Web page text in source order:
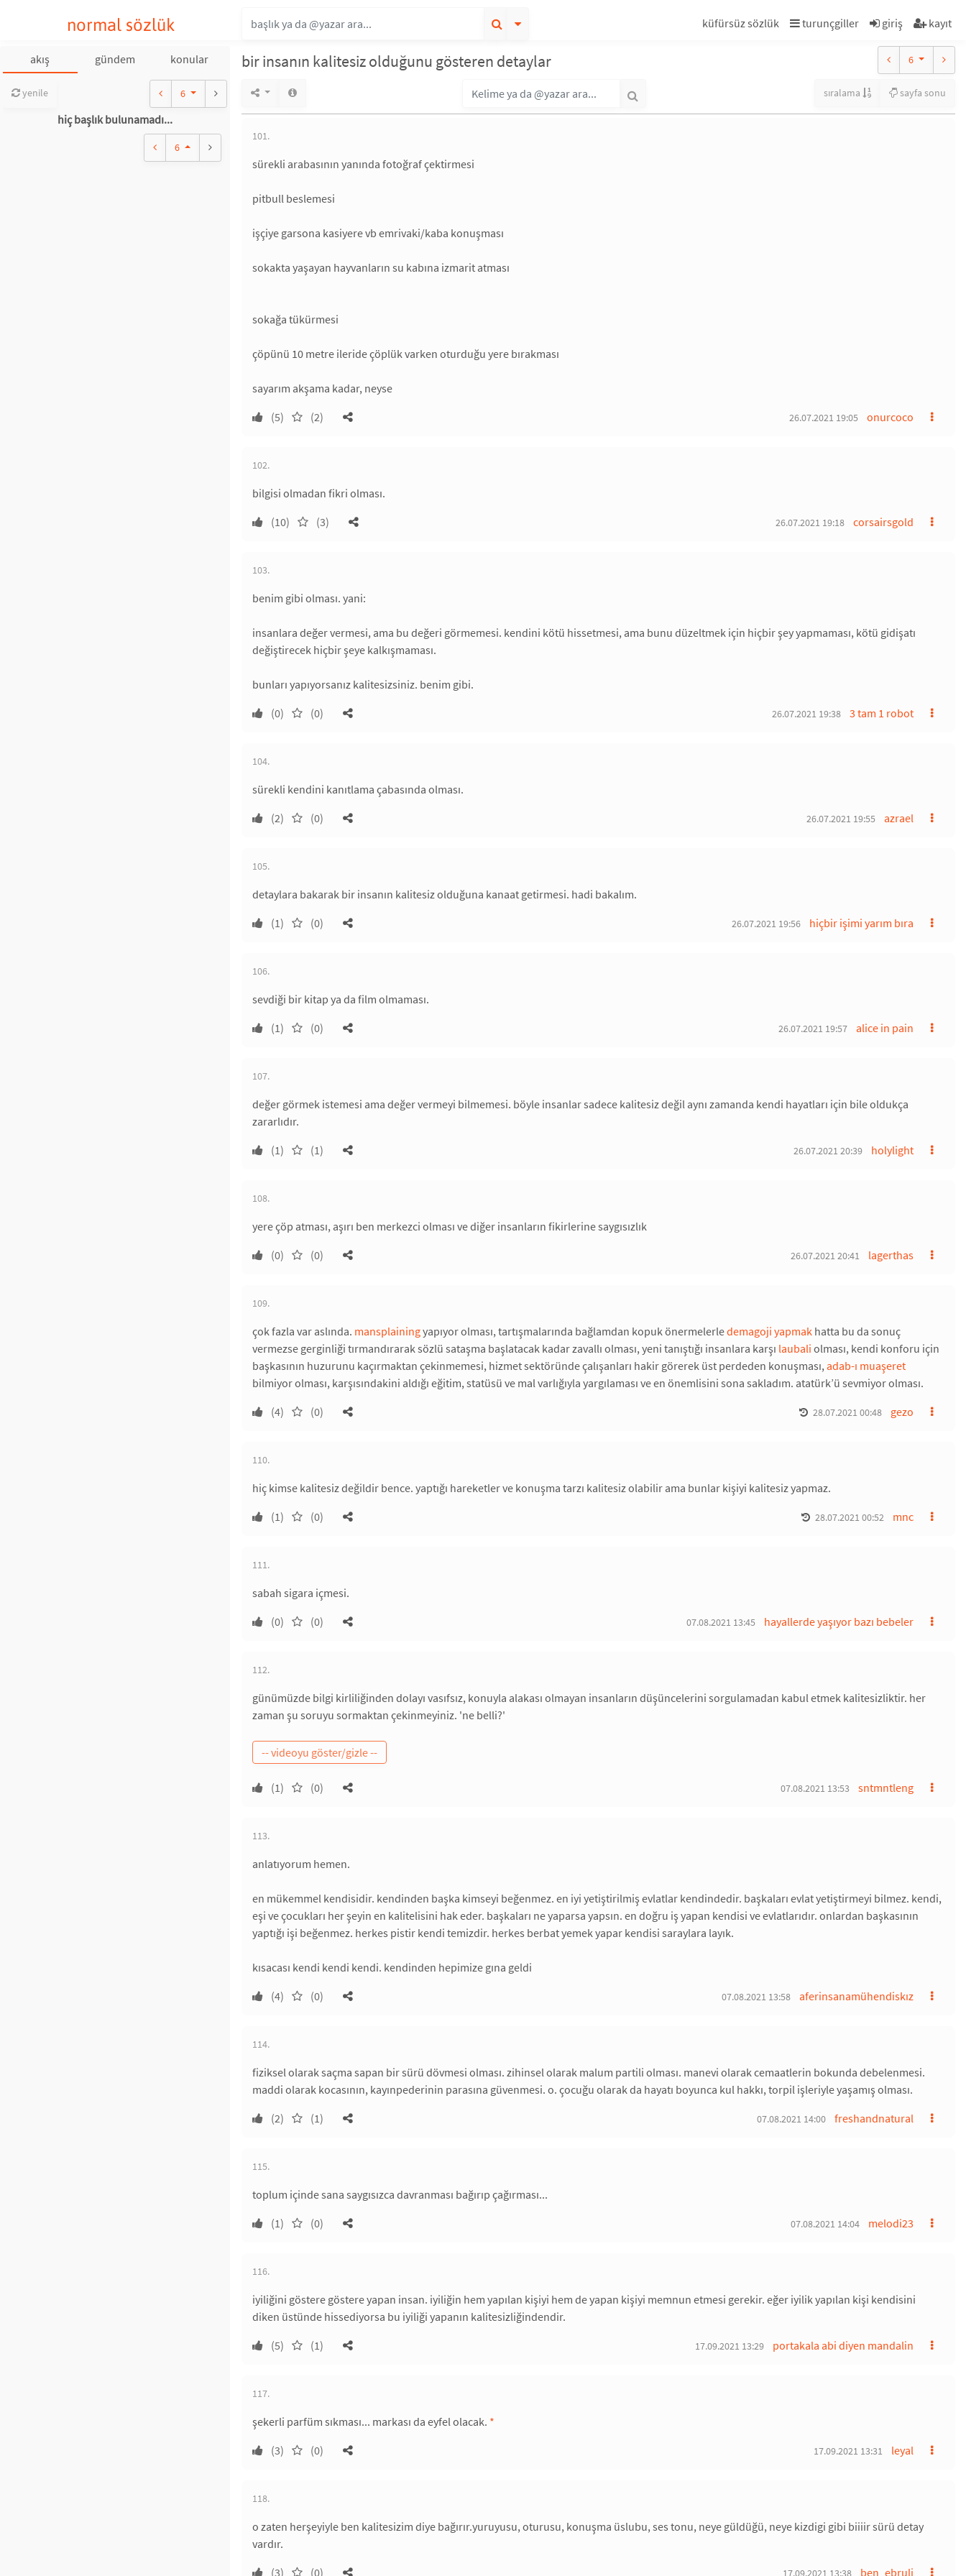
normal sözlük küfürsüz sözlük turunçgiller giriş kayıt
akış gündem konular
yenile 6
hiç başlık bulunamadı...
6
bir insanın kalitesiz olduğunu gösteren detaylar 6
sıralama sayfa sonu
101.
sürekli arabasının yanında fotoğraf çektirmesi
pitbull beslemesi
işçiye garsona kasiyere vb emrivaki/kaba konuşması
sokakta yaşayan hayvanların su kabına izmarit atması
sokağa tükürmesi
çöpünü 10 metre ileride çöplük varken oturduğu yere bırakması
sayarım akşama kadar, neyse
(5)
(2) onurcoco
26.07.2021 19:05
102.
bilgisi olmadan fikri olması.
(10)
(3) corsairsgold
26.07.2021 19:18
103.
benim gibi olması. yani:
insanlara değer vermesi, ama bu değeri görmemesi. kendini kötü hissetmesi, ama bunu düzeltmek için hiçbir şey yapmaması, kötü gidişatı
değiştirecek hiçbir şeye kalkışmaması.
bunları yapıyorsanız kalitesizsiniz. benim gibi.
(0)
(0) 3 tam 1 robot
26.07.2021 19:38
104.
sürekli kendini kanıtlama çabasında olması.
(2)
(0) azrael
26.07.2021 19:55
105.
detaylara bakarak bir insanın kalitesiz olduğuna kanaat getirmesi. hadi bakalım.
(1)
(0) hiçbir işimi yarım bıra
26.07.2021 19:56
106.
sevdiği bir kitap ya da film olmaması.
(1)
(0) alice in pain
26.07.2021 19:57
107.
değer görmek istemesi ama değer vermeyi bilmemesi. böyle insanlar sadece kalitesiz değil aynı zamanda kendi hayatları için bile oldukça
zararlıdır.
(1)
(1) holylight
26.07.2021 20:39
108.
yere çöp atması, aşırı ben merkezci olması ve diğer insanların fikirlerine saygısızlık
(0)
(0) lagerthas
26.07.2021 20:41
109.
çok fazla var aslında. mansplainingyapıyor olması, tartışmalarında bağlamdan kopuk önermelerledemagoji yapmak hatta bu da sonuç
vermezse gerginliği tırmandırarak sözlü sataşma başlatacak kadar zavallı olması, yeni tanıştığı insanlara karşı laubali olması, kendi konforu için
başkasının huzurunu kaçırmaktan çekinmemesi, hizmet sektöründe çalışanları hakir görerek üst perdeden konuşması,adab-ı muaşeret
bilmiyor olması, karşısındakini aldığı eğitim, statüsü ve mal varlığıyla yargılaması ve en önemlisini sona sakladım. atatürk’ü sevmiyor olması.
(4)
(0) gezo
28.07.2021 00:48
110.
hiç kimse kalitesiz değildir bence. yaptığı hareketler ve konuşma tarzı kalitesiz olabilir ama bunlar kişiyi kalitesiz yapmaz.
(1)
(0) mnc
28.07.2021 00:52
111.
sabah sigara içmesi.
(0)
(0) hayallerde yaşıyor bazı bebeler
07.08.2021 13:45
112.
günümüzde bilgi kirliliğinden dolayı vasıfsız, konuyla alakası olmayan insanların düşüncelerini sorgulamadan kabul etmek kalitesizliktir. her
zaman şu soruyu sormaktan çekinmeyiniz. 'ne belli?'
(1) (0) sntmntleng
07.08.2021 13:53
113.
anlatıyorum hemen.
en mükemmel kendisidir. kendinden başka kimseyi beğenmez. en iyi yetiştirilmiş evlatlar kendindedir. başkaları evlat yetiştirmeyi bilmez. kendi,
eşi ve çocukları her şeyin en kalitelisini hak eder. başkaları ne yaparsa yapsın. en doğru iş yapan kendisi ve evlatlarıdır. onlardan başkasının
yaptığı işi beğenmez. herkes pistir kendi temizdir. herkes berbat yemek yapar kendisi saraylara layık.
kısacası kendi kendi kendi. kendinden hepimize gına geldi
(4)
(0) aferinsanamühendiskız
07.08.2021 13:58
114.
fiziksel olarak saçma sapan bir sürü dövmesi olması. zihinsel olarak malum partili olması. manevi olarak cemaatlerin bokunda debelenmesi.
maddi olarak kocasının, kayınpederinin parasına güvenmesi. o. çocuğu olarak da hayatı boyunca kul hakkı, torpil işleriyle yaşamış olması.
(2)
(1) freshandnatural
07.08.2021 14:00
115.
toplum içinde sana saygısızca davranması bağırıp çağırması...
(1)
(0) melodi23
07.08.2021 14:04
116.
iyiliğini göstere göstere yapan insan. iyiliğin hem yapılan kişiyi hem de yapan kişiyi memnun etmesi gerekir. eğer iyilik yapılan kişi kendisini
diken üstünde hissediyorsa bu iyiliği yapanın kalitesizliğindendir.
(5)
(1) portakala abi diyen mandalin
17.09.2021 13:29
117.
şekerli parfüm sıkması... markası da eyfel olacak. *
(3)
(0) leyal
17.09.2021 13:31
118.
o zaten herşeyiyle ben kalitesizim diye bağırır.yuruyusu, oturusu, konuşma üslubu, ses tonu, neye güldüğü, neye kizdigi gibi biiiir sürü detay
vardır.
(3)
(0) ben_ebruli
17.09.2021 13:38